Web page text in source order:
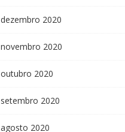
dezembro 2020
novembro 2020
outubro 2020
setembro 2020
agosto 2020